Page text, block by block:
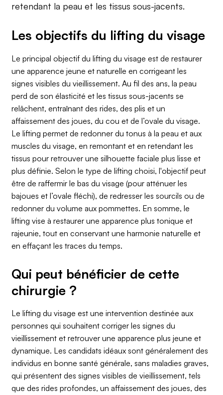
retendant la peau et les tissus sous-jacents.
Les objectifs du lifting du visage
Le principal objectif du lifting du visage est de restaurer
une apparence jeune et naturelle en corrigeant les
signes visibles du vieillissement. Au fil des ans, la peau
perd de son élasticité et les tissus sous-jacents se
relâchent, entraînant des rides, des plis et un
affaissement des joues, du cou et de l’ovale du visage.
Le lifting permet de redonner du tonus à la peau et aux
muscles du visage, en remontant et en retendant les
tissus pour retrouver une silhouette faciale plus lisse et
plus définie. Selon le type de lifting choisi, l'objectif peut
être de raffermir le bas du visage (pour atténuer les
bajoues et l’ovale fléchi), de redresser les sourcils ou de
redonner du volume aux pommettes. En somme, le
lifting vise à restaurer une apparence plus tonique et
rajeunie, tout en conservant une harmonie naturelle et
en effaçant les traces du temps.
Qui peut bénéficier de cette
chirurgie ?
Le lifting du visage est une intervention destinée aux
personnes qui souhaitent corriger les signes du
vieillissement et retrouver une apparence plus jeune et
dynamique. Les candidats idéaux sont généralement des
individus en bonne santé générale, sans maladies graves,
qui présentent des signes visibles de vieillissement, tels
que des rides profondes, un affaissement des joues, des